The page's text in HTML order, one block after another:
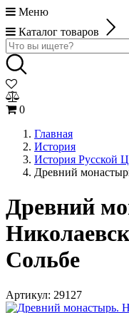
Меню
Каталог товаров
0
Главная
История
История Русской
Древний
Древний
Сольбе
Артикул: 29127